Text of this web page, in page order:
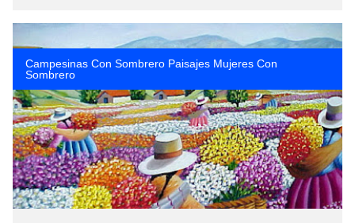
esencia de la vida. …
Campesinas Con Sombrero Paisajes Mujeres Con
Sombrero